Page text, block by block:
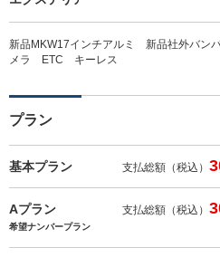
新品MKW17インチアルミ 新品社外バン
メラ ETC キーレス
プラン
基本プラン 支払総額（税込）
Aプラン 支払総額（税込）
希望ナンバープラン